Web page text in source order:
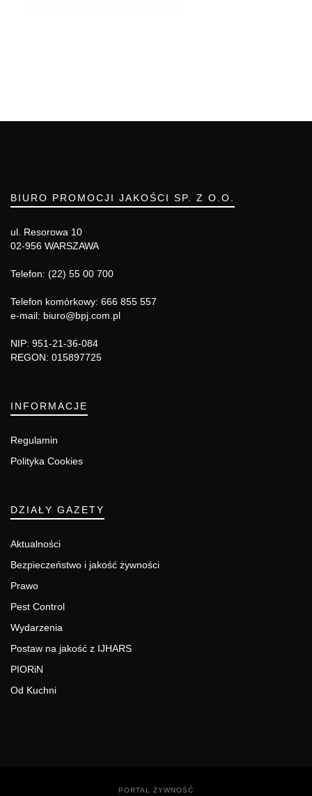
BIURO PROMOCJI JAKOŚCI SP. Z O.O.
ul. Resorowa 10
02-956 WARSZAWA
Telefon: (22) 55 00 700
Telefon komórkowy: 666 855 557
e-mail: biuro@bpj.com.pl
NIP: 951-21-36-084
REGON: 015897725
INFORMACJE
Regulamin
Polityka Cookies
DZIAŁY GAZETY
Aktualności
Bezpieczeństwo i jakość żywności
Prawo
Pest Control
Wydarzenia
Postaw na jakość z IJHARS
PIORiN
Od Kuchni
PORTAL ŻYWNOŚĆ